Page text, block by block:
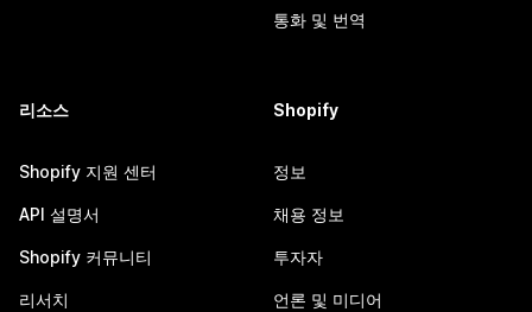
통화 및 번역
리소스
Shopify 지원 센터
API 설명서
Shopify 커뮤니티
리서치
Shopify
정보
채용 정보
투자자
언론 및 미디어